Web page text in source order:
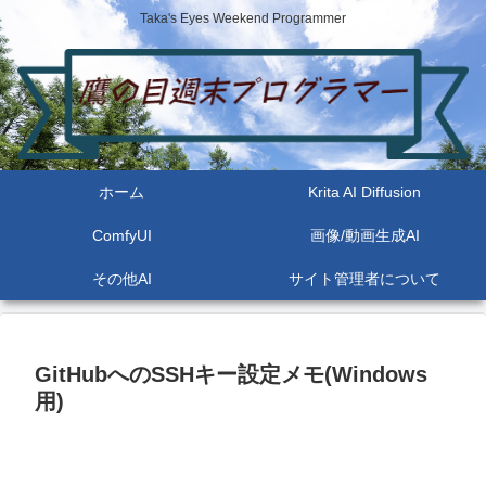
Taka's Eyes Weekend Programmer
ホーム Krita AI Diffusion
ComfyUI 画像/動画生成AI
その他AI サイト管理者について
GitHubへのSSHキー設定メモ(Windows
用)